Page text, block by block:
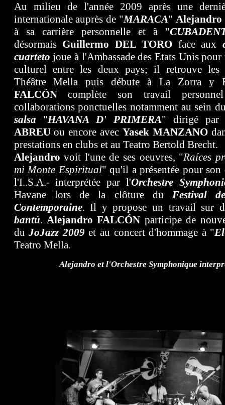
Au milieu de l'année 2009 après une
internationale auprès de "MARACA" Alejandro
à sa carrière personnelle
et à "
désormais Guillermo DEL TORO face aux
cuarteto joue à l'Ambassade des Etats Unis pour
culturel entre les deux pays; il retrouve les
Théâtre Mella puis débute à La Zorra y
FALCÓNcomplète son travail
collaborations ponctuelles notamment au sein
salsa "HAVANA D' PRIMERA" dirigé
ABREUou encore avec Yasek MANZANO
prestations en clubs et au Teatro Bertold Brecht.
Alejandro voit l'une de ses oeuvres, "Raíces
mi Monte Espiritual" qu'il a présentée pour son
l'I..S.A.- interprétée par l'Orchestre
Havane lors de la clôture du Festival
Contemporaine. Il y propose un travail sur
bantú. Alejandro FALCÓN participe de
duJoJazz 2009et au concert d'hommage à "
Teatro Mella.
Alejandro et l'Orchestre Symphonique